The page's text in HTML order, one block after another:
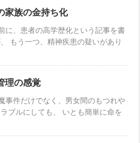
家族の金持ち化
に、患者の高学歴化という記事を書
もう一つ、精神疾患の疑いがあり
理の感覚
事件だけでなく、男女間のもつれや
ブルにしても、 いとも簡単に命を